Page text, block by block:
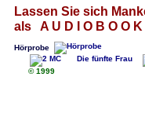
Lassen Sie sich
als A U D I O B O O K
Hörprobe
Die fünfte Frau
© 1999